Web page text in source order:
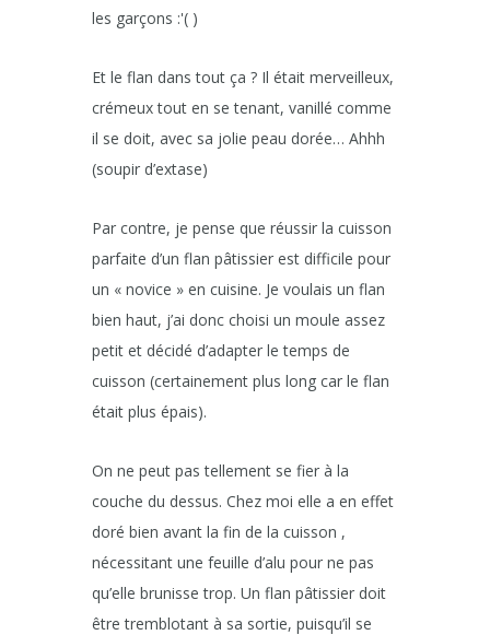
les garçons :'( )
Et le flan dans tout ça ? Il était merveilleux,
crémeux tout en se tenant, vanillé comme
il se doit, avec sa jolie peau dorée… Ahhh
(soupir d’extase)
Par contre, je pense que réussir la cuisson
parfaite d’un flan pâtissier est difficile pour
un « novice » en cuisine. Je voulais un flan
bien haut, j’ai donc choisi un moule assez
petit et décidé d’adapter le temps de
cuisson (certainement plus long car le flan
était plus épais).
On ne peut pas tellement se fier à la
couche du dessus. Chez moi elle a en effet
doré bien avant la fin de la cuisson ,
nécessitant une feuille d’alu pour ne pas
qu’elle brunisse trop. Un flan pâtissier doit
être tremblotant à sa sortie, puisqu’il se